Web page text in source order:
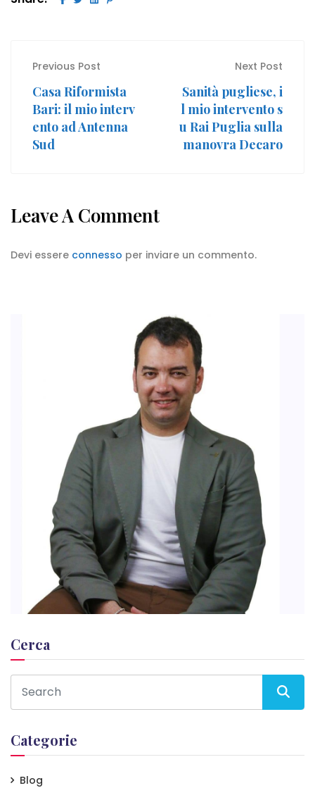
Previous Post
Casa Riformista
Bari: il mio interv
ento ad Antenna
Sud
Next Post
Sanità pugliese, i
l mio intervento s
u Rai Puglia sulla
manovra Decaro
Leave A Comment
Devi essere connesso per inviare un commento.
Cerca
Categorie
Blog